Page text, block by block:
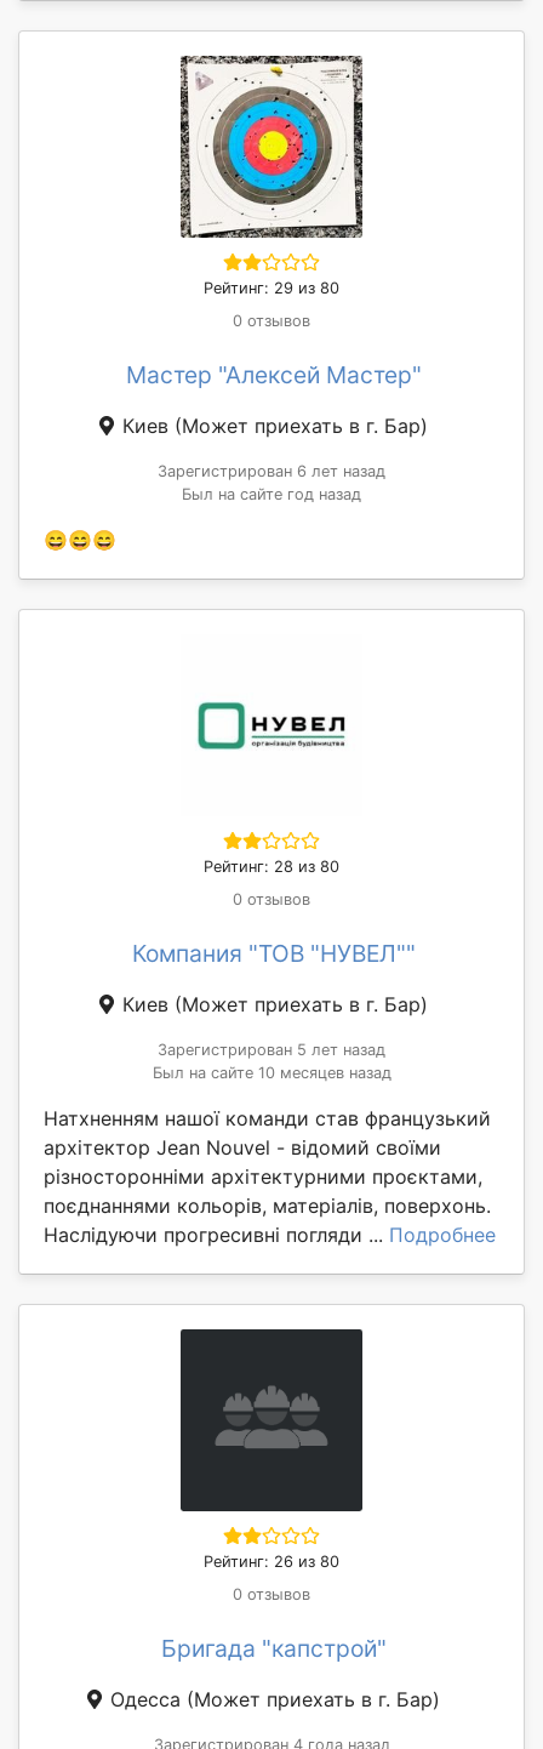
Рейтинг: 29 из 80
0 отзывов
Мастер "Алексей Мастер"
Киев (Может приехать в г. Бар)
Зарегистрирован 6 лет назад
Был на сайте год назад
😄😄😄
Рейтинг: 28 из 80
0 отзывов
Компания "ТОВ "НУВЕЛ""
Киев (Может приехать в г. Бар)
Зарегистрирован 5 лет назад
Был на сайте 10 месяцев назад
Натхненням нашої команди став французький
архітектор Jean Nouvel - відомий своїми
різносторонніми архітектурними проєктами,
поєднаннями кольорів, матеріалів, поверхонь.
Наслідуючи прогресивні погляди ... Подробнее
Рейтинг: 26 из 80
0 отзывов
Бригада "капстрой"
Одесса (Может приехать в г. Бар)
Зарегистрирован 4 года назад